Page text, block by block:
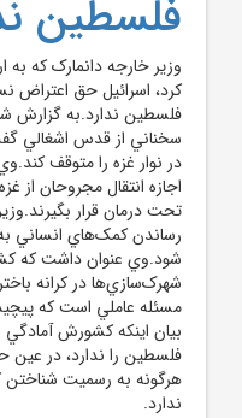
فلسطين
وزير خارجه دانمارک که
کرد، اسرائيل حق
فلسطين ندارد.به گزارش
سخناني از قدس اشغالي
در نوار غزه را متوقف
اجازه انتقال مجروحان از
تحت درمان قرار
رساندن کمک‌هاي انساني به
شود.وي عنوان داشت
شهرک‌سازي‌ها در کرانه
مسئله عاملي است که
بيان اينکه کشورش
فلسطين را ندارد، در
هرگونه به رسميت
ندارد.